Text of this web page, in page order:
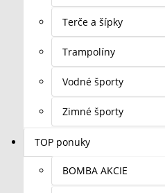
Terče a šípky
Trampolíny
Vodné športy
Zimné športy
TOP ponuky
BOMBA AKCIE